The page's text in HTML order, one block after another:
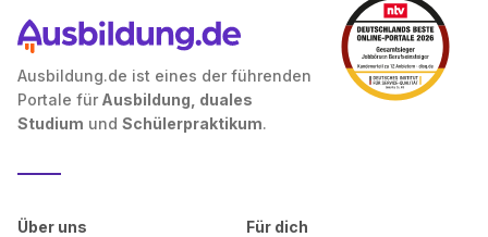
Ausbildung.de ist eines der führenden
Portale für Ausbildung, duales
Studium und Schülerpraktikum.
Über uns
Für dich